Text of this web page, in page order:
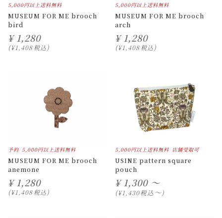
5,000円以上送料無料
MUSEUM FOR ME brooch
bird
¥ 1,280
¥1,408税込
5,000円以上送料無料
MUSEUM FOR ME brooch
arch
¥ 1,280
¥1,408税込
予約 5,000円以上送料無料
MUSEUM FOR ME brooch
anemone
¥ 1,280
¥1,408税込
5,000円以上送料無料 店舗受取可
USINE pattern square
pouch
¥ 1,300 ～
¥1,430税込〜